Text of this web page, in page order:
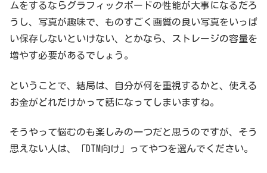
ムをするならグラフィックボードの性能が大事になるだろ
うし、写真が趣味で、ものすごく画質の良い写真をいっぱ
い保存しないといけない、とかなら、ストレージの容量を
増やす必要があるでしょう。
ということで、結局は、自分が何を重視するかと、使える
お金がどれだけかって話になってしまいますね。
そうやって悩むのも楽しみの一つだと思うのですが、そう
思えない人は、「DTM向け」ってやつを選んでください。